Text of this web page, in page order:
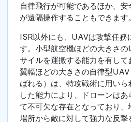
自律飛行が可能であるほか、
が遠隔操作することもできます。
ISR以外にも、UAVは攻撃任務
す。小型航空機ほどの大きさの
サイルを運搬する能力を有し
翼幅ほどの大きさの自律型
ばれる）は、特攻戦術に用いら
した能力により、ドローンはあ
て不可欠な存在となっており、
場所から敵に対して強力な反撃